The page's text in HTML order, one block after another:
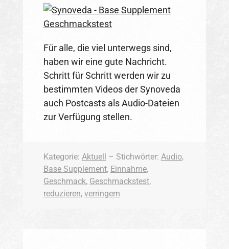
Für alle, die viel unterwegs sind,
haben wir eine gute Nachricht.
Schritt für Schritt werden wir zu
bestimmten Videos der Synoveda
auch Postcasts als Audio-Dateien
zur Verfügung stellen.
Kategorie: Aktuell – Stichwörter: Audio,
Base Supplement, Einnahme,
Geschmack, Geschmackstest,
reduzieren, verringern